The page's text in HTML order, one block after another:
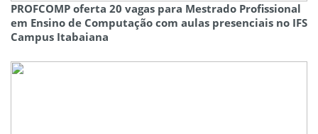
PROFCOMP oferta 20 vagas para Mestrado Profissional
em Ensino de Computação com aulas presenciais no IFS
Campus Itabaiana